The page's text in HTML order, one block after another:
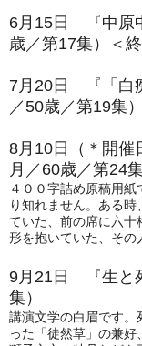
6月15日 『中原
歳／第17集）＜
7月20日 『「白
／50歳／第19集）
8月10日（＊開
月／60歳／第24集
４００字詰め原稿用
り知れません。ある
ていた、前の席に六十
形を抱いていた、そ
9月21日 『生と
集）
講演文学の白眉です。
った「徒然草」の兼好